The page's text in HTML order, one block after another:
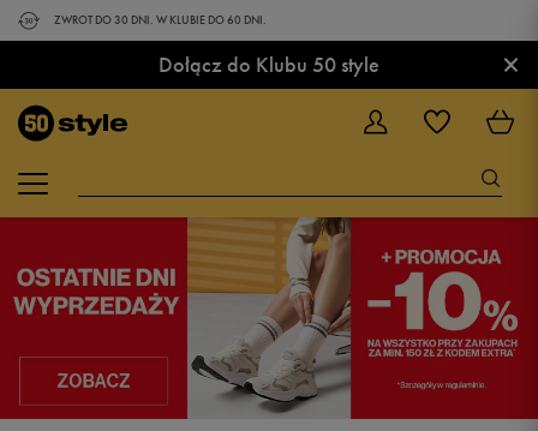
ZWROT DO 30 DNI. W KLUBIE DO 60 DNI.
Dołącz do Klubu 50 style ×